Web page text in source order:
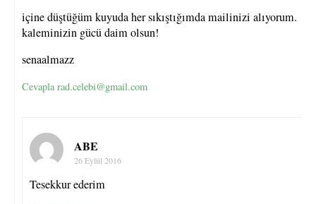
içine düştüğüm kuyuda her sıkıştığımda mailinizi alıyorum.
kaleminizin gücü daim olsun!
senaalmazz
Cevapla rad.celebi@gmail.com
ABE
26 Eylül 2016
Tesekkur ederim